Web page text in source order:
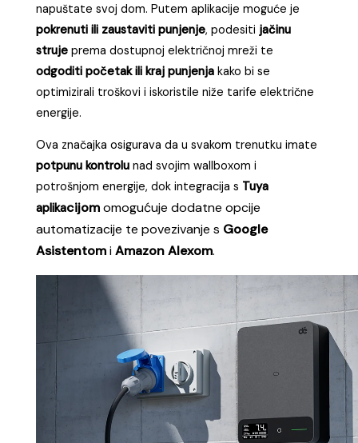
napuštate svoj dom. Putem aplikacije moguće je
pokrenuti ili zaustaviti punjenje, podesiti jačinu
struje prema dostupnoj električnoj mreži te
odgoditi početak ili kraj punjenja kako bi se
optimizirali troškovi i iskoristile niže tarife električne
energije.
Ova značajka osigurava da u svakom trenutku imate
potpunu kontrolu nad svojim wallboxom i
potrošnjom energije, dok integracija s Tuya
aplikacijomomogućuje dodatne opcije
automatizacije te povezivanje s Google
AsistentomiAmazon Alexom.